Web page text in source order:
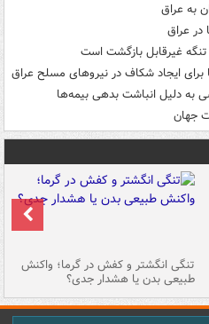
به عراق
غیرقابل بازگشت است
برای ایجاد شکاف در نیروهای مسلح عراق
به دلیل انباشت بدهی بیمه‌ها
جهان
تنگی انگشتر و کفش در گرما؛ واکنش
طبیعی بدن یا هشدار جدی؟